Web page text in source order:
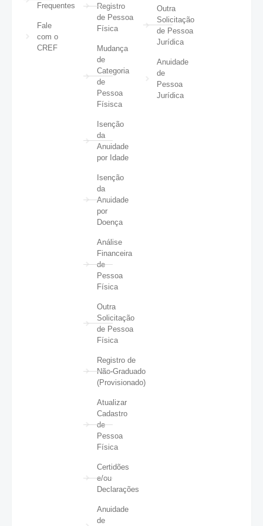
Frequentes
Fale
com o
CREF
Registro
de Pessoa
Física
Mudança
de
Categoria
de
Pessoa
Físisca
Isenção
da
Anuidade
por Idade
Isenção
da
Anuidade
por
Doença
Análise
Financeira
de
Pessoa
Física
Outra
Solicitação
de Pessoa
Física
Registro de
Não-Graduado
(Provisionado)
Atualizar
Cadastro
de
Pessoa
Física
Certidões
e/ou
Declarações
Anuidade
de
Outra
Solicitação
de Pessoa
Jurídica
Anuidade
de
Pessoa
Jurídica